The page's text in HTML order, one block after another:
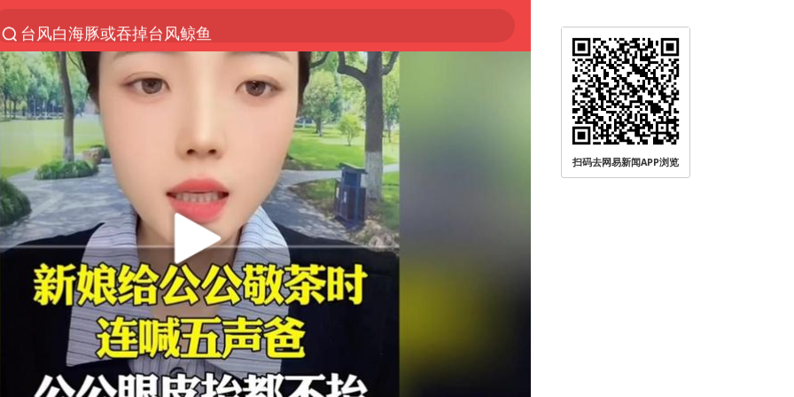
台风白海豚或吞掉台风鲸鱼
以“新”破局 首发经济点亮城市消费活力
佛得角门将亮相智利俱乐部主场
中方回应是否在太平洋海底开采稀土
看守所辅警收受10万获刑1年
宇树科技发行价格150.80元/股
宇树科技王兴兴身家有望超200亿元
五粮液渠道价一箱上涨近百元
CIA被曝已秘密设立古巴工作组
多地要求领导干部带头休假
法国将禁止“未经同意的电话营销”
扫码去网易新闻APP浏览